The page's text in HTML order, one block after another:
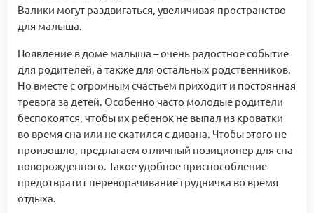
Валики могут раздвигаться, увеличивая пространство
для малыша.
Появление в доме малыша – очень радостное событие
для родителей, а также для остальных родственников.
Но вместе с огромным счастьем приходит и постоянная
тревога за детей. Особенно часто молодые родители
беспокоятся, чтобы их ребенок не выпал из кроватки
во время сна или не скатился с дивана. Чтобы этого не
произошло, предлагаем отличный позиционер для сна
новорожденного. Такое удобное приспособление
предотвратит переворачивание грудничка во время
отдыха.